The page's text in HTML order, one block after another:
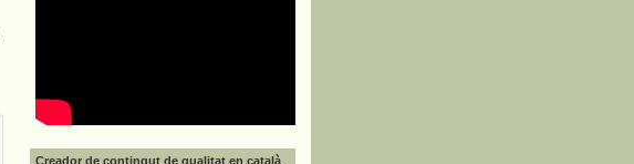
Creador de contingut de qualitat en català